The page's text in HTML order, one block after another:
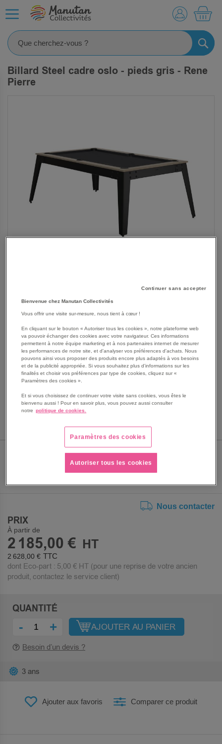
Billard Steel cadre oslo - pieds gris - Rene
Pierre
GALLERY
SKIP
BEGINNING
IMAGES
GALLERY
Les avantages
Billard d'intérieur au design contemporain.
Cadre de bandes en MDF mélaminé teinté.
Drap professionnel.
Piètement compas en acier peint.
Voir le descriptif complet
TAPIS COLORIS
Nous contacter
PRIX
À partir de
2 185,00 €
2 628,00 €
dont Eco-part : 5,00 € HT (pour une reprise de votre ancien
produit, contactez le service client)
QUANTITÉ
- + AJOUTER AU PANIER
Besoin d’un devis ?
Ajouter aux favoris Comparer ce produit
3 ans
Continuer sans accepter
Bienvenue chez Manutan Collectivités
Vous offrir une visite sur-mesure, nous tient à cœur !
En cliquant sur le bouton « Autoriser tous les cookies », notre plateforme web
va pouvoir échanger des cookies avec votre navigateur. Ces informations
permettent à notre équipe marketing et à nos partenaires internet de mesurer
les performances de notre site, et d'analyser vos préférences d'achats. Nous
pouvons ainsi vous proposer des produits encore plus adaptés à vos besoins
et de la publicité appropriée. Si vous souhaitez plus d'informations sur les
finalités et choisir vos préférences par type de cookies, cliquez sur «
Paramètres des cookies ».
Et si vous choisissez de continuer votre visite sans cookies, vous êtes le
bienvenu aussi ! Pour en savoir plus, vous pouvez aussi consulter
notre politique de cookies.
Paramètres des cookies
Autoriser tous les cookies